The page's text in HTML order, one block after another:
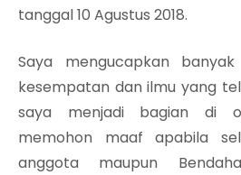
tanggal 10 Agustus 2018.
Saya mengucapkan
kesempatan dan ilmu yang
saya menjadi bagian di
memohon maaf apabila
anggota maupun